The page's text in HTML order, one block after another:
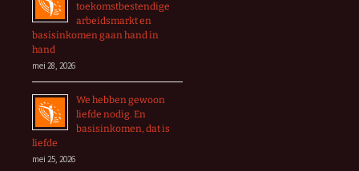
toekomstbestendige
arbeidsmarkt en
basisinkomen gaan hand in
hand
mei 28, 2026
We hebben gewoon
liefde nodig. En
basisinkomen, dat is
liefde
mei 25, 2026